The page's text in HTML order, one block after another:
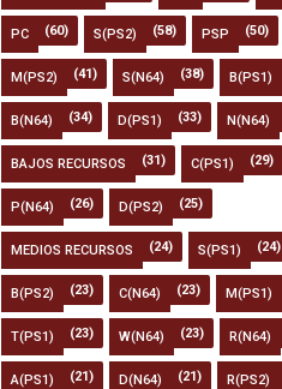
PC (60) S(PS2) (58) PSP (50)
M(PS2) (41) S(N64) (38) B(PS1)
B(N64) (34) D(PS1) (33) N(N64)
BAJOS RECURSOS (31) C(PS1) (29)
P(N64) (26) D(PS2) (25)
MEDIOS RECURSOS (24) S(PS1) (24)
B(PS2) (23) C(N64) (23) M(PS1)
T(PS1) (23) W(N64) (23) R(N64)
A(PS1) (21) D(N64) (21) R(PS2)